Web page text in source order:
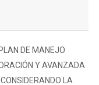
DE MANEJO
Y AVANZADA
LA